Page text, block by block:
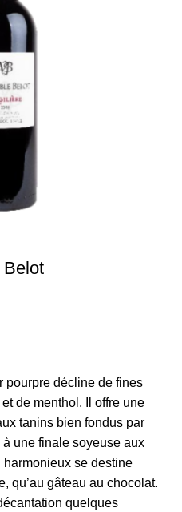
Belot
pourpre décline de fines
de menthol.
Il offre une
tanins bien fondus par
à une finale soyeuse aux
harmonieux se destine
qu’au gâteau au chocolat.
quelques